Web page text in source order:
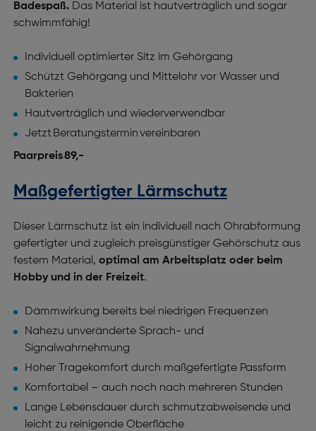
Badespaß. Das Material ist hautverträglich und sogar
schwimmfähig!
Individuell optimierter Sitz im Gehörgang
Schützt Gehörgang und Mittelohr vor Wasser und
Bakterien
Hautverträglich und wiederverwendbar
Jetzt Beratungstermin vereinbaren
Paarpreis 89,-
Maßgefertigter Lärmschutz
Dieser Lärmschutz ist ein individuell nach Ohrabformung
gefertigter und zugleich preisgünstiger Gehörschutz aus
festem Material, optimal am Arbeitsplatz oder beim
Hobby und in der Freizeit.
Dämmwirkung bereits bei niedrigen Frequenzen
Nahezu unveränderte Sprach- und
Signalwahrnehmung
Hoher Tragekomfort durch maßgefertigte Passform
Komfortabel – auch noch nach mehreren Stunden
Lange Lebensdauer durch schmutzabweisende und
leicht zu reinigende Oberfläche